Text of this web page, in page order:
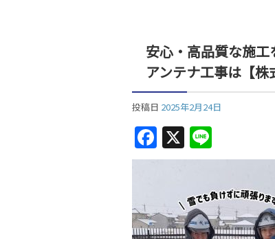
安心・高品質な施
アンテナ工事は【株
投稿日 2025年2月24日
F
a
e
b
X
n
e